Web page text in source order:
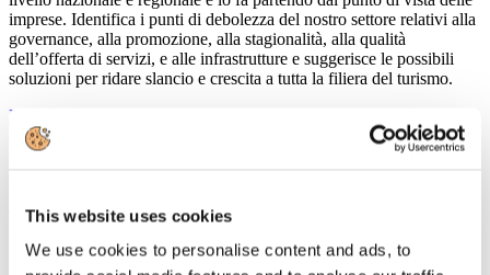
This website uses cookies
We use cookies to personalise content and ads, to
imprese. Identifica i punti di debolezza del nostro settore relativi alla
governance, alla promozione, alla stagionalità, alla qualità
dell’offerta di servizi, e alle infrastrutture e suggerisce le possibili
soluzioni per ridare slancio e crescita a tutta la filiera del turismo.
Leggi tutto...
Confindustria Nord Sardegna
Seminario sul turismo